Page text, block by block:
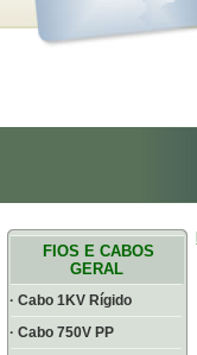
FIOS E CABOS
GERAL
· Cabo 1KV Rígido
· Cabo 750V PP